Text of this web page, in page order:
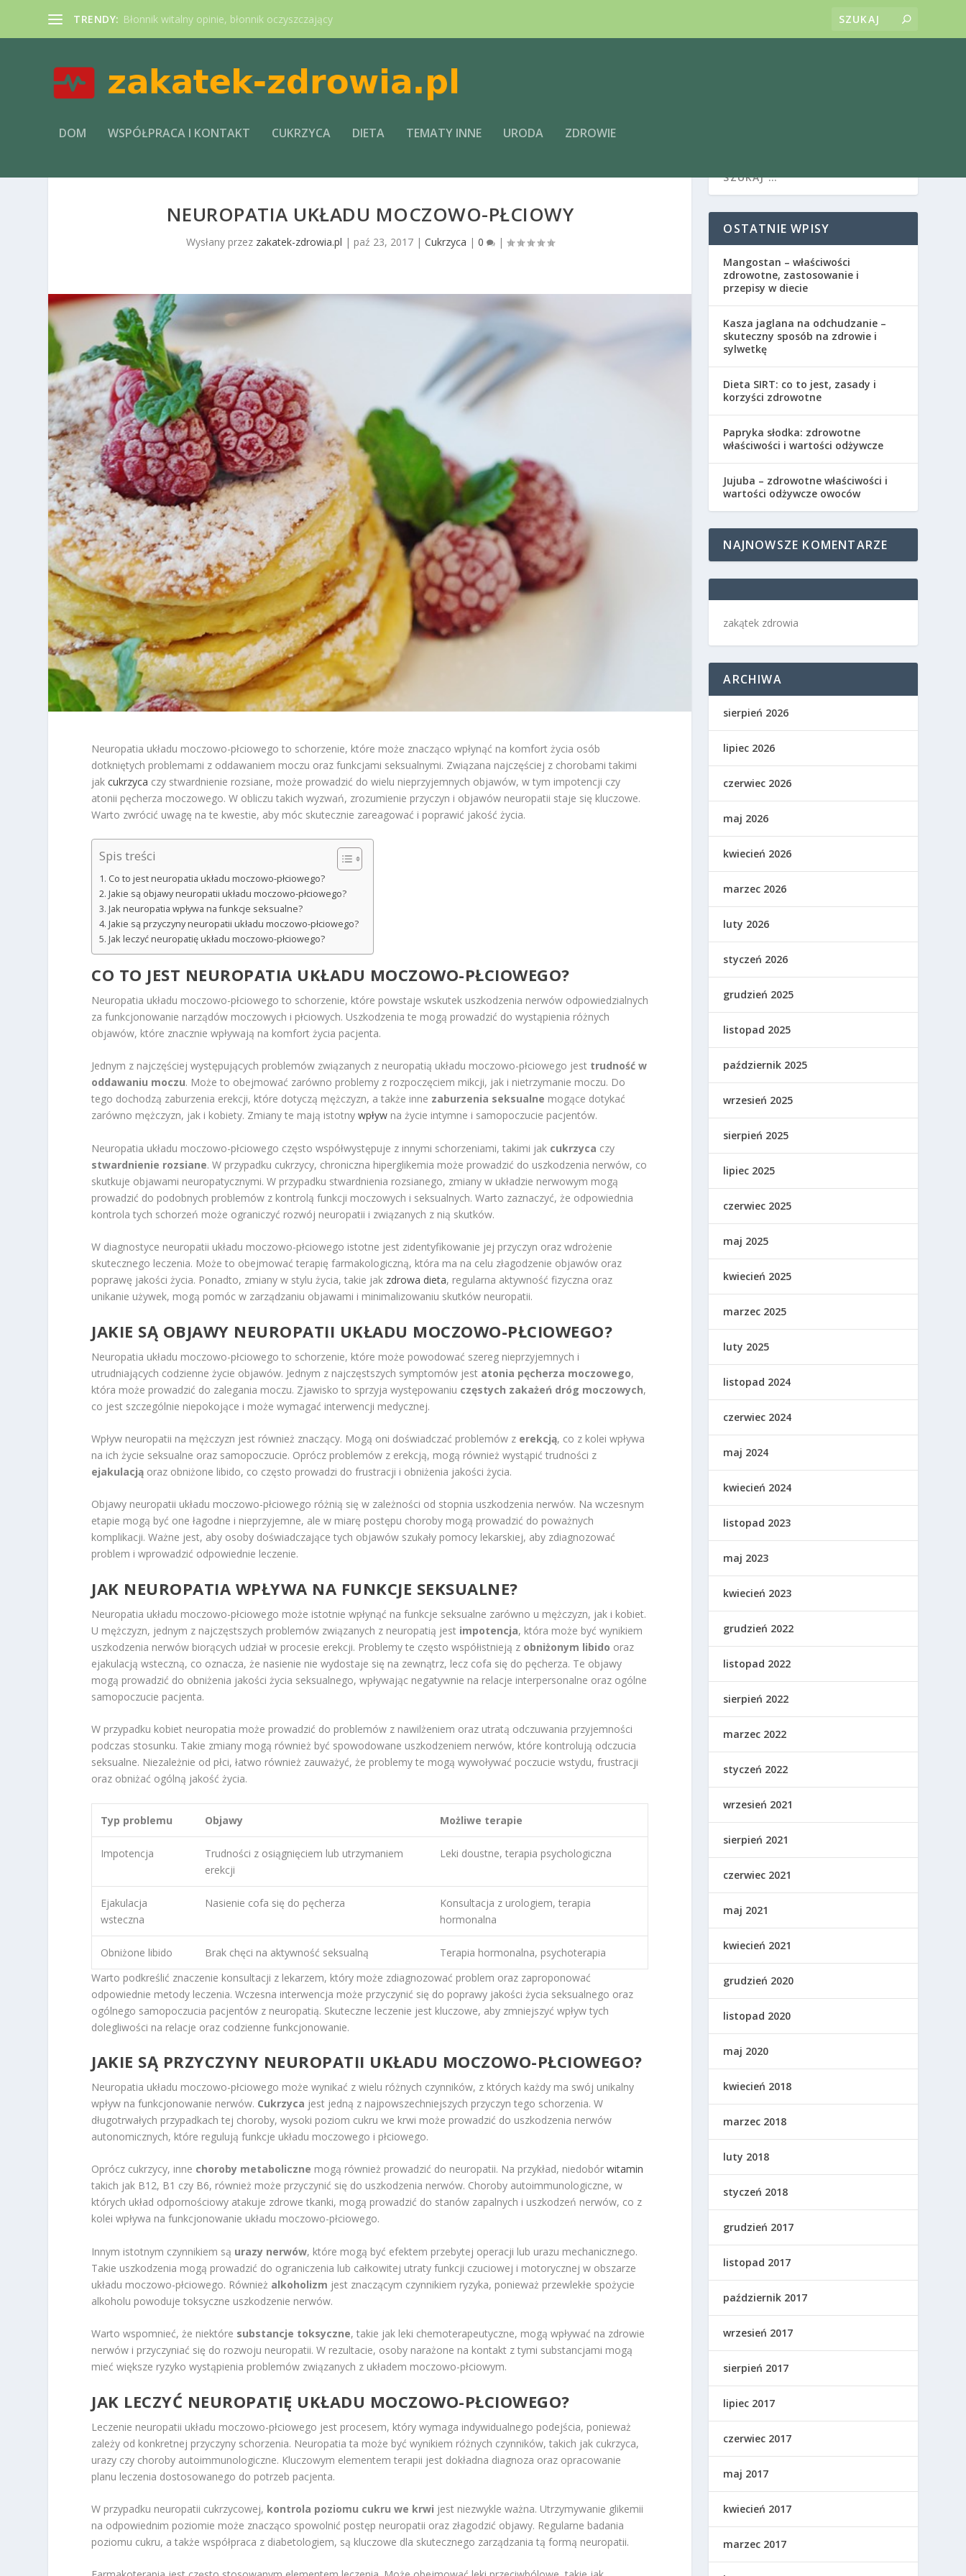
TRENDY: Błonnik witalny opinie, błonnik oczyszczający
DOM WSPÓŁPRACA I KONTAKT CUKRZYCA DIETA TEMATY INNE URODA ZDROWIE
NEUROPATIA UKŁADU MOCZOWO-PŁCIOWY
Wysłany przez zakatek-zdrowia.pl | paź 23, 2017| Cukrzyca | 0 |
Neuropatia układu moczowo-płciowego to schorzenie, które może znacząco wpłynąć na komfort życia osób
dotkniętych problemami z oddawaniem moczu oraz funkcjami seksualnymi. Związana najczęściej z chorobami takimi
jakcukrzyca czy stwardnienie rozsiane, może prowadzić do wielu nieprzyjemnych objawów, w tym impotencji czy
atonii pęcherza moczowego. W obliczu takich wyzwań, zrozumienie przyczyn i objawów neuropatii staje się kluczowe.
Warto zwrócić uwagę na te kwestie, aby móc skutecznie zareagować i poprawić jakość życia.
Spis treści
Co to jest neuropatia układu moczowo-płciowego?
Jakie są objawy neuropatii układu moczowo-płciowego?
Jak neuropatia wpływa na funkcje seksualne?
Jakie są przyczyny neuropatii układu moczowo-płciowego?
Jak leczyć neuropatię układu moczowo-płciowego?
CO TO JEST NEUROPATIA UKŁADU MOCZOWO-PŁCIOWEGO?
Neuropatia układu moczowo-płciowego to schorzenie, które powstaje wskutek uszkodzenia nerwów odpowiedzialnych
za funkcjonowanie narządów moczowych i płciowych. Uszkodzenia te mogą prowadzić do wystąpienia różnych
objawów, które znacznie wpływają na komfort życia pacjenta.
Jednym z najczęściej występujących problemów związanych z neuropatią układu moczowo-płciowego jest trudność w
oddawaniu moczu. Może to obejmować zarówno problemy z rozpoczęciem mikcji, jak i nietrzymanie moczu. Do
tego dochodzą zaburzenia erekcji, które dotyczą mężczyzn, a także inne zaburzenia seksualne mogące dotykać
zarówno mężczyzn, jak i kobiety. Zmiany te mają istotnywpływ na życie intymne i samopoczucie pacjentów.
Neuropatia układu moczowo-płciowego często współwystępuje z innymi schorzeniami, takimi jak cukrzyca czy
stwardnienie rozsiane. W przypadku cukrzycy, chroniczna hiperglikemia może prowadzić do uszkodzenia nerwów, co
skutkuje objawami neuropatycznymi. W przypadku stwardnienia rozsianego, zmiany w układzie nerwowym mogą
prowadzić do podobnych problemów z kontrolą funkcji moczowych i seksualnych. Warto zaznaczyć, że odpowiednia
kontrola tych schorzeń może ograniczyć rozwój neuropatii i związanych z nią skutków.
W diagnostyce neuropatii układu moczowo-płciowego istotne jest zidentyfikowanie jej przyczyn oraz wdrożenie
skutecznego leczenia. Może to obejmować terapię farmakologiczną, która ma na celu złagodzenie objawów oraz
poprawę jakości życia. Ponadto, zmiany w stylu życia, takie jak zdrowa dieta, regularna aktywność fizyczna oraz
unikanie używek, mogą pomóc w zarządzaniu objawami i minimalizowaniu skutków neuropatii.
JAKIE SĄ OBJAWY NEUROPATII UKŁADU MOCZOWO-PŁCIOWEGO?
Neuropatia układu moczowo-płciowego to schorzenie, które może powodować szereg nieprzyjemnych i
utrudniających codzienne życie objawów. Jednym z najczęstszych symptomów jest atonia pęcherza moczowego,
która może prowadzić do zalegania moczu. Zjawisko to sprzyja występowaniu częstych zakażeń dróg moczowych,
co jest szczególnie niepokojące i może wymagać interwencji medycznej.
Wpływ neuropatii na mężczyzn jest również znaczący. Mogą oni doświadczać problemów z erekcją, co z kolei wpływa
na ich życie seksualne oraz samopoczucie. Oprócz problemów z erekcją, mogą również wystąpić trudności z
ejakulacją oraz obniżone libido, co często prowadzi do frustracji i obniżenia jakości życia.
Objawy neuropatii układu moczowo-płciowego różnią się w zależności od stopnia uszkodzenia nerwów. Na wczesnym
etapie mogą być one łagodne i nieprzyjemne, ale w miarę postępu choroby mogą prowadzić do poważnych
komplikacji. Ważne jest, aby osoby doświadczające tych objawów szukały pomocy lekarskiej, aby zdiagnozować
problem i wprowadzić odpowiednie leczenie.
JAK NEUROPATIA WPŁYWA NA FUNKCJE SEKSUALNE?
Neuropatia układu moczowo-płciowego może istotnie wpłynąć na funkcje seksualne zarówno u mężczyzn, jak i kobiet.
U mężczyzn, jednym z najczęstszych problemów związanych z neuropatią jest impotencja, która może być wynikiem
uszkodzenia nerwów biorących udział w procesie erekcji. Problemy te często współistnieją z obniżonym libido oraz
ejakulacją wsteczną, co oznacza, że nasienie nie wydostaje się na zewnątrz, lecz cofa się do pęcherza. Te objawy
mogą prowadzić do obniżenia jakości życia seksualnego, wpływając negatywnie na relacje interpersonalne oraz ogólne
samopoczucie pacjenta.
W przypadku kobiet neuropatia może prowadzić do problemów z nawilżeniem oraz utratą odczuwania przyjemności
podczas stosunku. Takie zmiany mogą również być spowodowane uszkodzeniem nerwów, które kontrolują odczucia
seksualne. Niezależnie od płci, łatwo również zauważyć, że problemy te mogą wywoływać poczucie wstydu, frustracji
oraz obniżać ogólną jakość życia.
Typ problemu Objawy Możliwe terapie
Impotencja
Trudności z osiągnięciem lub utrzymaniem
erekcji
Leki doustne, terapia psychologiczna
Ejakulacja
wsteczna
Nasienie cofa się do pęcherza
Konsultacja z urologiem, terapia
hormonalna
Obniżone libido Brak chęci na aktywność seksualną
Terapia hormonalna, psychoterapia
Warto podkreślić znaczenie konsultacji z lekarzem, który może zdiagnozować problem oraz zaproponować
odpowiednie metody leczenia. Wczesna interwencja może przyczynić się do poprawy jakości życia seksualnego oraz
ogólnego samopoczucia pacjentów z neuropatią. Skuteczne leczenie jest kluczowe, aby zmniejszyć wpływ tych
dolegliwości na relacje oraz codzienne funkcjonowanie.
JAKIE SĄ PRZYCZYNY NEUROPATII UKŁADU MOCZOWO-PŁCIOWEGO?
Neuropatia układu moczowo-płciowego może wynikać z wielu różnych czynników, z których każdy ma swój unikalny
wpływ na funkcjonowanie nerwów. Cukrzyca jest jedną z najpowszechniejszych przyczyn tego schorzenia. W
długotrwałych przypadkach tej choroby, wysoki poziom cukru we krwi może prowadzić do uszkodzenia nerwów
autonomicznych, które regulują funkcje układu moczowego i płciowego.
Oprócz cukrzycy, inne choroby metaboliczne mogą również prowadzić do neuropatii. Na przykład, niedobórwitamin
takich jak B12, B1 czy B6, również może przyczynić się do uszkodzenia nerwów. Choroby autoimmunologiczne, w
których układ odpornościowy atakuje zdrowe tkanki, mogą prowadzić do stanów zapalnych i uszkodzeń nerwów, co z
kolei wpływa na funkcjonowanie układu moczowo-płciowego.
Innym istotnym czynnikiem są urazy nerwów, które mogą być efektem przebytej operacji lub urazu mechanicznego.
Takie uszkodzenia mogą prowadzić do ograniczenia lub całkowitej utraty funkcji czuciowej i motorycznej w obszarze
układu moczowo-płciowego. Również alkoholizm jest znaczącym czynnikiem ryzyka, ponieważ przewlekłe spożycie
alkoholu powoduje toksyczne uszkodzenie nerwów.
Warto wspomnieć, że niektóre substancje toksyczne, takie jak leki chemoterapeutyczne, mogą wpływać na zdrowie
nerwów i przyczyniać się do rozwoju neuropatii. W rezultacie, osoby narażone na kontakt z tymi substancjami mogą
mieć większe ryzyko wystąpienia problemów związanych z układem moczowo-płciowym.
JAK LECZYĆ NEUROPATIĘ UKŁADU MOCZOWO-PŁCIOWEGO?
Leczenie neuropatii układu moczowo-płciowego jest procesem, który wymaga indywidualnego podejścia, ponieważ
zależy od konkretnej przyczyny schorzenia. Neuropatia ta może być wynikiem różnych czynników, takich jak cukrzyca,
urazy czy choroby autoimmunologiczne. Kluczowym elementem terapii jest dokładna diagnoza oraz opracowanie
planu leczenia dostosowanego do potrzeb pacjenta.
W przypadku neuropatii cukrzycowej, kontrola poziomu cukru we krwi jest niezwykle ważna. Utrzymywanie glikemii
na odpowiednim poziomie może znacząco spowolnić postęp neuropatii oraz złagodzić objawy. Regularne badania
poziomu cukru, a także współpraca z diabetologiem, są kluczowe dla skutecznego zarządzania tą formą neuropatii.
OSTATNIE WPISY
Mangostan – właściwości
zdrowotne, zastosowanie i
przepisy w diecie
Kasza jaglana na odchudzanie –
skuteczny sposób na zdrowie i
sylwetkę
Dieta SIRT: co to jest, zasady i
korzyści zdrowotne
Papryka słodka: zdrowotne
właściwości i wartości odżywcze
Jujuba – zdrowotne właściwości i
wartości odżywcze owoców
NAJNOWSZE KOMENTARZE
zakątek zdrowia
ARCHIWA
sierpień 2026
lipiec 2026
czerwiec 2026
maj 2026
kwiecień 2026
marzec 2026
luty 2026
styczeń 2026
grudzień 2025
listopad 2025
październik 2025
wrzesień 2025
sierpień 2025
lipiec 2025
czerwiec 2025
maj 2025
kwiecień 2025
marzec 2025
luty 2025
listopad 2024
czerwiec 2024
maj 2024
kwiecień 2024
listopad 2023
maj 2023
kwiecień 2023
grudzień 2022
listopad 2022
sierpień 2022
marzec 2022
styczeń 2022
wrzesień 2021
sierpień 2021
czerwiec 2021
maj 2021
kwiecień 2021
grudzień 2020
listopad 2020
maj 2020
kwiecień 2018
marzec 2018
luty 2018
styczeń 2018
grudzień 2017
listopad 2017
październik 2017
wrzesień 2017
sierpień 2017
lipiec 2017
czerwiec 2017
maj 2017
kwiecień 2017
marzec 2017